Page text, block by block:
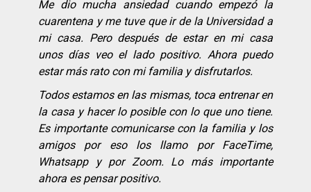
Me dio mucha ansiedad cuando empezó la
cuarentena y me tuve que ir de la Universidad a
mi casa. Pero después de estar en mi casa
unos días veo el lado positivo. Ahora puedo
estar más rato con mi familia y disfrutarlos.
Todos estamos en las mismas, toca entrenar en
la casa y hacer lo posible con lo que uno tiene.
Es importante comunicarse con la familia y los
amigos por eso los llamo por FaceTime,
Whatsapp y por Zoom. Lo más importante
ahora es pensar positivo.